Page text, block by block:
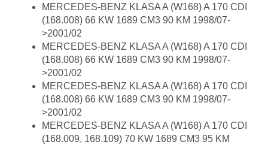
MERCEDES-BENZ KLASA A (W168) A 170 CDI
(168.008) 66 KW 1689 CM3 90 KM 1998/07-
>2001/02
MERCEDES-BENZ KLASA A (W168) A 170 CDI
(168.008) 66 KW 1689 CM3 90 KM 1998/07-
>2001/02
MERCEDES-BENZ KLASA A (W168) A 170 CDI
(168.008) 66 KW 1689 CM3 90 KM 1998/07-
>2001/02
MERCEDES-BENZ KLASA A (W168) A 170 CDI
(168.009, 168.109) 70 KW 1689 CM3 95 KM